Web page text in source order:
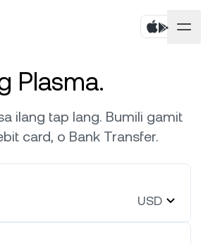
ng
Plasma.
ilang tap lang. Bumili gamit
card, o Bank Transfer.
USD